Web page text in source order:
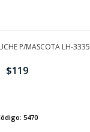
P/MASCOTA LH-3335
$119
5470